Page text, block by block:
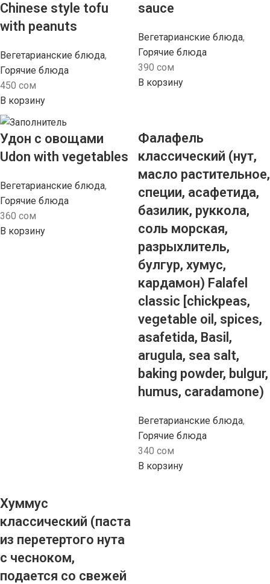
Chinese style tofu
with peanuts
Вегетарианские блюда,
Горячие блюда
450 сом
В корзину
sauce
Вегетарианские блюда,
Горячие блюда
390 сом
В корзину
Удон с овощами
Udon with vegetables
Вегетарианские блюда,
Горячие блюда
360 сом
В корзину
Фалафель
классический (нут,
масло растительное,
специи, асафетида,
базилик, руккола,
соль морская,
разрыхлитель,
булгур, хумус,
кардамон) Falafel
classic [chickpeas,
vegetable oil, spices,
asafetida, Basil,
arugula, sea salt,
baking powder, bulgur,
humus, caradamone)
Вегетарианские блюда,
Горячие блюда
340 сом
В корзину
Хуммус
классический (паста
из перетертого нута
с чесноком,
подается со свежей